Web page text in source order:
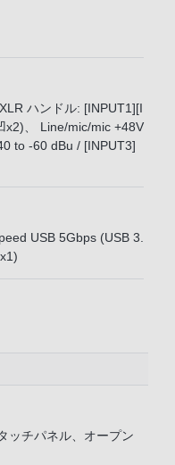
ハンドル: [INPUT1][I
x2)、 Line/mic/mic +48V
to -60 dBu / [INPUT3]
USB 5Gbps (USB 3.
ッチパネル、オープン